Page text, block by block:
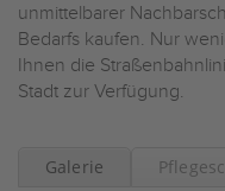
unmittelbarer
Bedarfs kaufen. Nur
Ihnen die
Stadt zur Verfügung.
Galerie